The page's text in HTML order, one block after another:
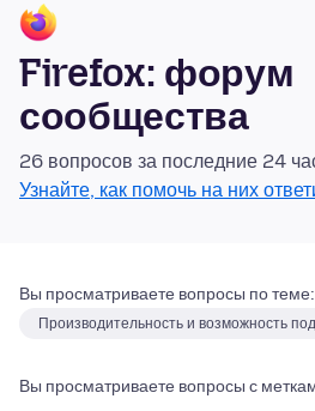
Firefox: форум
сообщества
26 вопросов за последние 24
Узнайте, как помочь на них
Вы просматриваете вопросы по теме:
Производительность и возможность
Вы просматриваете вопросы с